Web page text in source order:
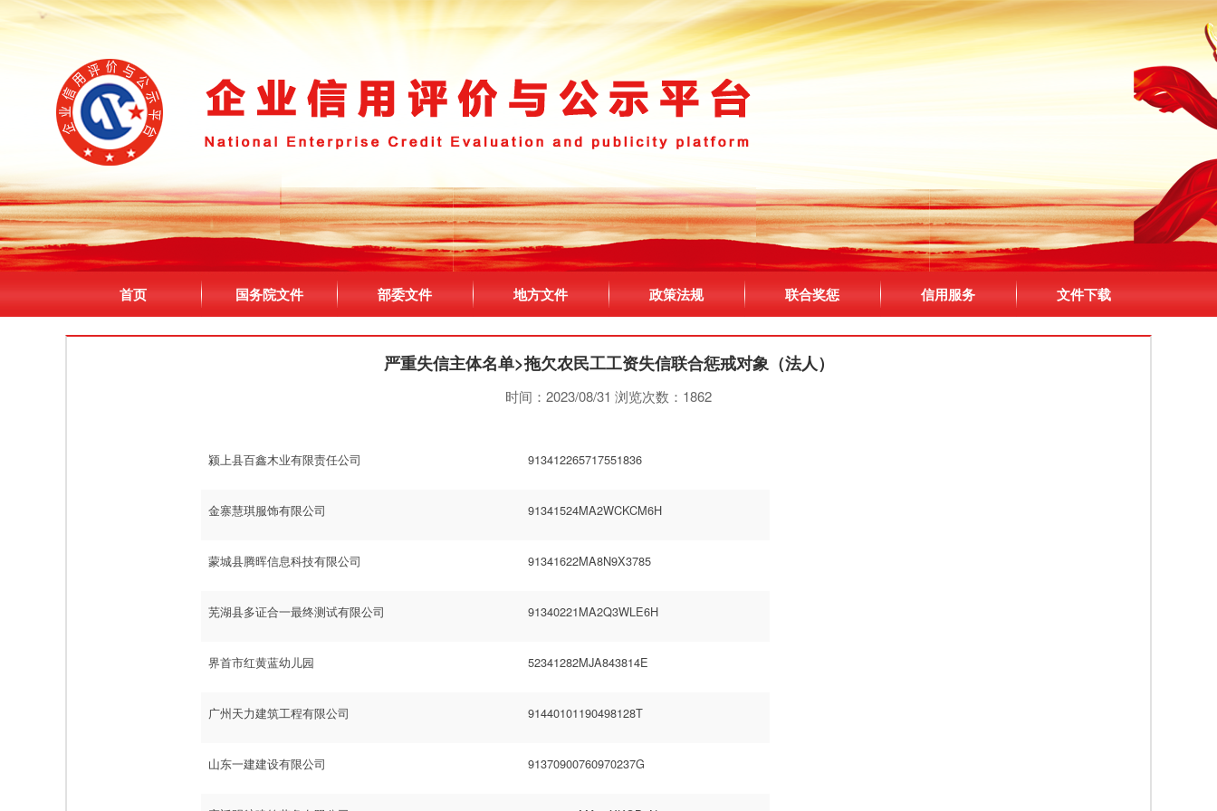
首页 国务院文件 部委文件 地方文件 政策法规 联合奖惩 信用服务 文件下载
严重失信主体名单>拖欠农民工工资失信联合惩戒对象（法人）
时间：2023/08/31 浏览次数：1862
颍上县百鑫木业有限责任公司 913412265717551836
金寨慧琪服饰有限公司 91341524MA2WCKCM6H
蒙城县腾晖信息科技有限公司 91341622MA8N9X3785
芜湖县多证合一最终测试有限公司 91340221MA2Q3WLE6H
界首市红黄蓝幼儿园 52341282MJA843814E
广州天力建筑工程有限公司 91440101190498128T
山东一建建设有限公司 91370900760970237G